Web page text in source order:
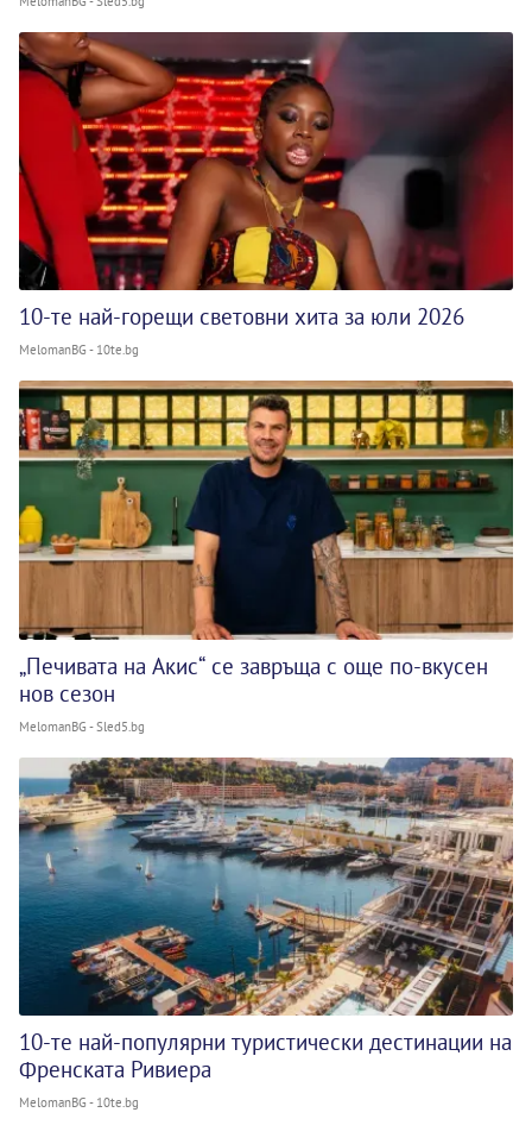
10-те най-горещи световни хита за юли 2026
MelomanBG - 10te.bg
„Печивата на Акис“ се завръща с още по-вкусен
нов сезон
MelomanBG - Sled5.bg
10-те най-популярни туристически дестинации на
Френската Ривиера
MelomanBG - 10te.bg